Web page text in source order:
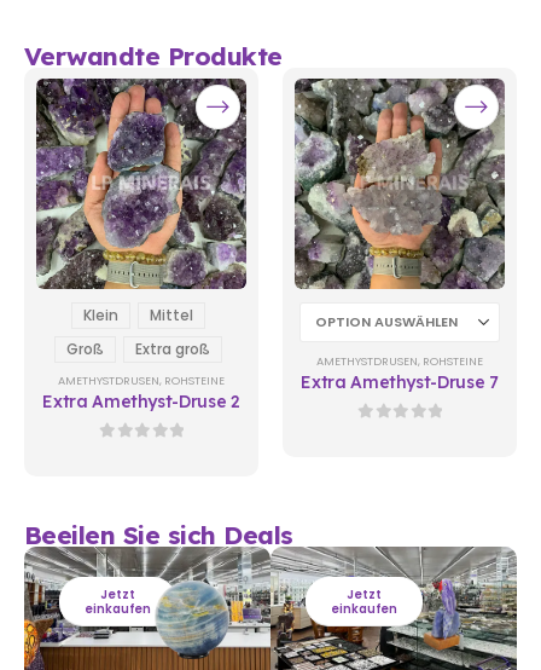
Verwandte Produkte
Klein
Mittel
Groß
Extra groß
AMETHYSTDRUSEN, ROHSTEINE
Extra Amethyst-Druse 2
AMETHYSTDRUSEN, ROHSTEINE
Extra Amethyst-Druse 7
Beeilen Sie sich Deals
Jetzt
einkaufen
Jetzt
einkaufen